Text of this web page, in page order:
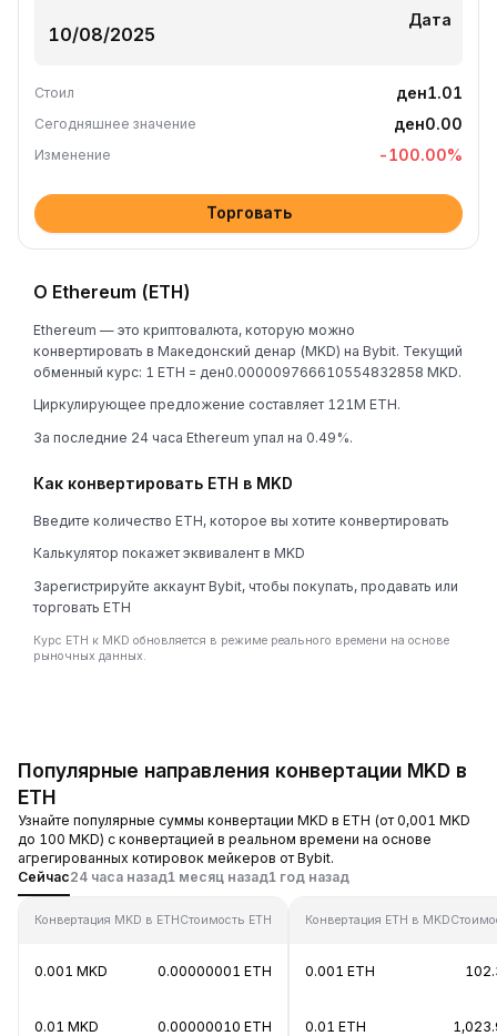
Дата
Стоил ден1.01
Сегодняшнее значение ден0.00
Изменение -100.00%
Торговать
О Ethereum (ETH)
Ethereum — это криптовалюта, которую можно
конвертировать в Македонский денар (MKD) на Bybit. Текущий
обменный курс: 1 ETH = ден0.000009766610554832858 MKD.
Циркулирующее предложение составляет 121M ETH.
За последние 24 часа Ethereum упал на 0.49%.
Как конвертировать ETH в MKD
Введите количество ETH, которое вы хотите конвертировать
Калькулятор покажет эквивалент в MKD
Зарегистрируйте аккаунт Bybit, чтобы покупать, продавать или
торговать ETH
Курс ETH к MKD обновляется в режиме реального времени на основе
рыночных данных.
Популярные направления конвертации MKD в
ETH
Узнайте популярные суммы конвертации MKD в ETH (от 0,001 MKD
до 100 MKD) с конвертацией в реальном времени на основе
агрегированных котировок мейкеров от Bybit.
Сейчас24 часа назад1 месяц назад1 год назад
Конвертация MKD в ETHСтоимость ETH
0.001 MKD 0.00000001 ETH
0.01 MKD 0.00000010 ETH
Конвертация ETH в MKD
0.001 ETH
0.01 ETH